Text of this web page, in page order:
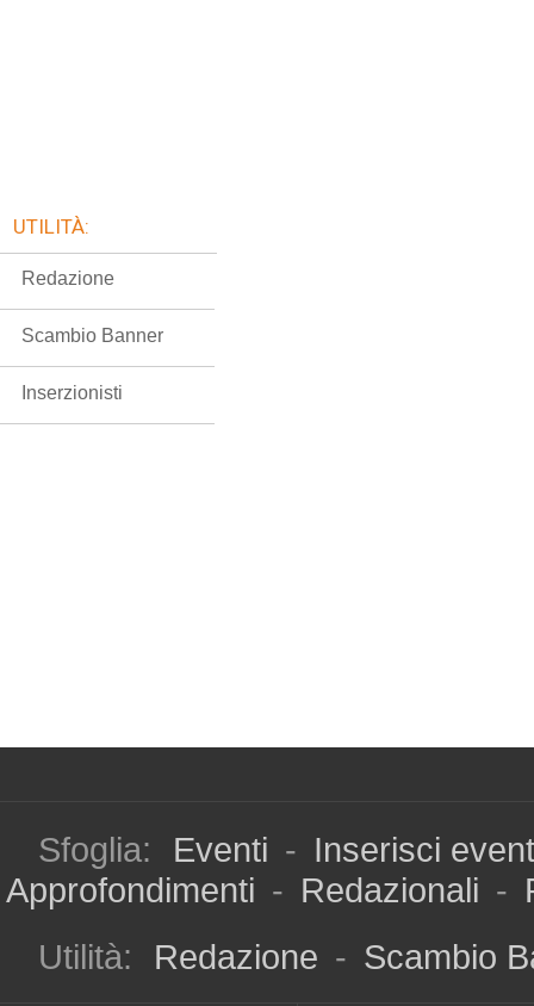
UTILITÀ:
Redazione
Scambio Banner
Inserzionisti
Sfoglia: Eventi - Inserisci
Approfondimenti - Redazionali -
Utilità:
Redazione - Scambio